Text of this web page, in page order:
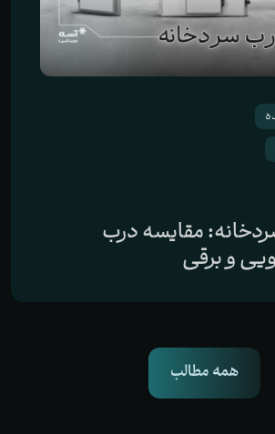
مقایسه درب
و برقی
همه مطالب